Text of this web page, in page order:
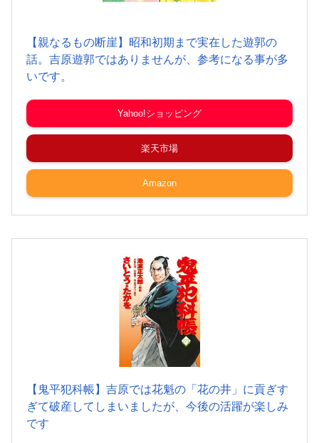
【親なるもの断崖】昭和初期まで実在した遊郭の
話。吉原遊郭ではありませんが、参考になる事が多
いです。
Yahoo!ショッピング
楽天市場
Amazon
【鬼平犯科帳】吉原では花魁の「花の井」に貢ぎす
ぎて破産してしまいましたが、今後の活躍が楽しみ
です